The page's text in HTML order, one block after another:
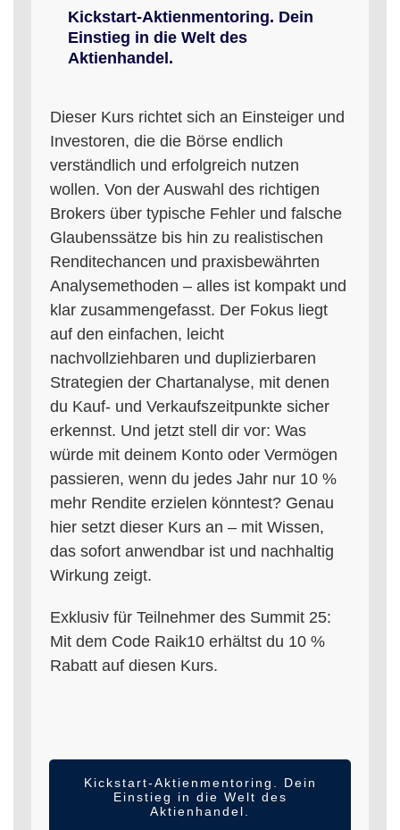
Kickstart-Aktienmentoring. Dein
Einstieg in die Welt des
Aktienhandel.
Dieser Kurs richtet sich an Einsteiger und
Investoren, die die Börse endlich
verständlich und erfolgreich nutzen
wollen. Von der Auswahl des richtigen
Brokers über typische Fehler und falsche
Glaubenssätze bis hin zu realistischen
Renditechancen und praxisbewährten
Analysemethoden – alles ist kompakt und
klar zusammengefasst. Der Fokus liegt
auf den einfachen, leicht
nachvollziehbaren und duplizierbaren
Strategien der Chartanalyse, mit denen
du Kauf- und Verkaufszeitpunkte sicher
erkennst. Und jetzt stell dir vor: Was
würde mit deinem Konto oder Vermögen
passieren, wenn du jedes Jahr nur 10 %
mehr Rendite erzielen könntest? Genau
hier setzt dieser Kurs an – mit Wissen,
das sofort anwendbar ist und nachhaltig
Wirkung zeigt.
Exklusiv für Teilnehmer des Summit 25:
Mit dem Code Raik10 erhältst du 10 %
Rabatt auf diesen Kurs.
Kickstart-Aktienmentoring. Dein
Einstieg in die Welt des
Aktienhandel.